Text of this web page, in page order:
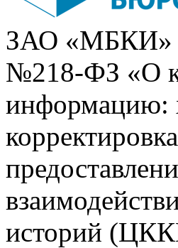
ЗАО «МБКИ»
№218-ФЗ «О
информацию:
историй